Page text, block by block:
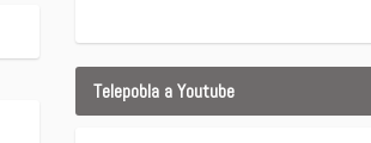
Telepobla a Youtube